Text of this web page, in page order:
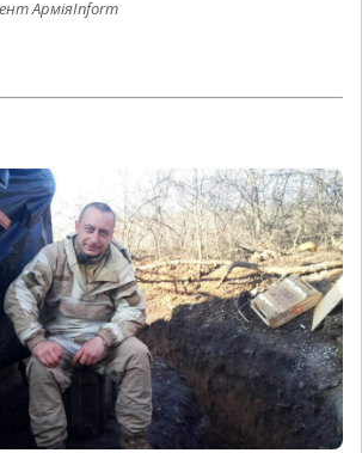
АрміяInform